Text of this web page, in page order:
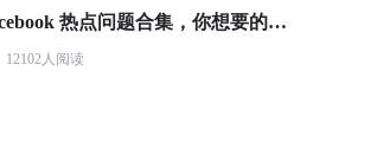
近期 Facebook 热点问题合集，你想要的答案都在这里！
12102人阅读